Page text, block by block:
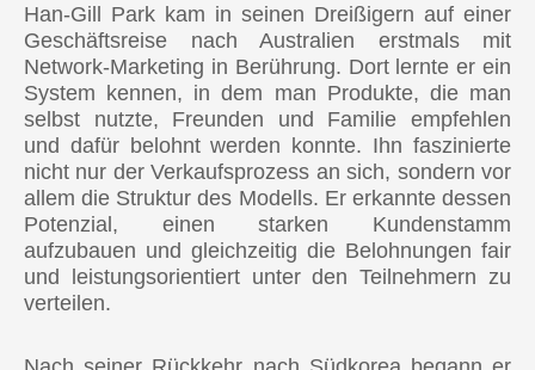
Han-Gill Park kam in seinen Dreißigern auf einer
Geschäftsreise nach Australien erstmals mit
Network-Marketing in Berührung. Dort lernte er ein
System kennen, in dem man Produkte, die man
selbst nutzte, Freunden und Familie empfehlen
und dafür belohnt werden konnte. Ihn faszinierte
nicht nur der Verkaufsprozess an sich, sondern vor
allem die Struktur des Modells. Er erkannte dessen
Potenzial, einen starken Kundenstamm
aufzubauen und gleichzeitig die Belohnungen fair
und leistungsorientiert unter den Teilnehmern zu
verteilen.